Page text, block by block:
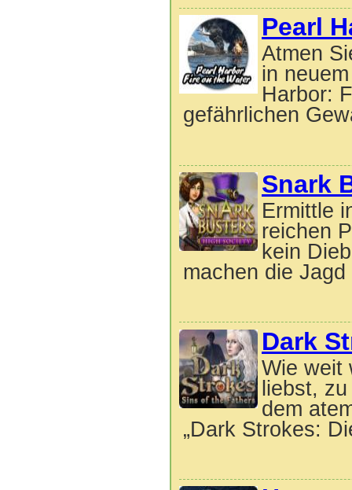
Pearl
Atmen
in
Harbor:
gefährlichen
Snark
Ermittle
reichen
kein
machen die
Dark
Wie weit
liebst,
dem
„Dark Strokes: